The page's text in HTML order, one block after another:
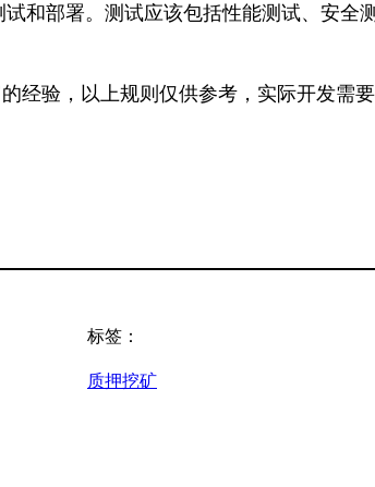
和部署。测试应该包括性能测试、安全
验，以上规则仅供参考，实际开发需
标签：
质押挖矿